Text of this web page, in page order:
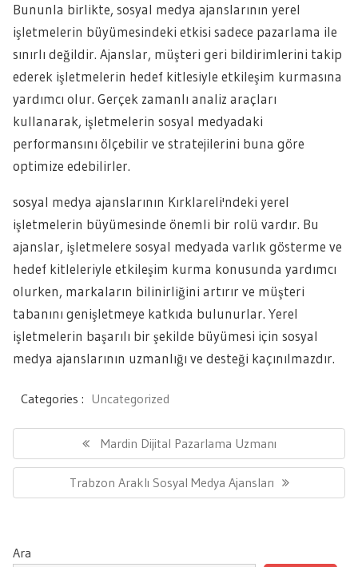
Bununla birlikte, sosyal medya ajanslarının yerel
işletmelerin büyümesindeki etkisi sadece pazarlama ile
sınırlı değildir. Ajanslar, müşteri geri bildirimlerini takip
ederek işletmelerin hedef kitlesiyle etkileşim kurmasına
yardımcı olur. Gerçek zamanlı analiz araçları
kullanarak, işletmelerin sosyal medyadaki
performansını ölçebilir ve stratejilerini buna göre
optimize edebilirler.
sosyal medya ajanslarının Kırklareli'ndeki yerel
işletmelerin büyümesinde önemli bir rolü vardır. Bu
ajanslar, işletmelere sosyal medyada varlık gösterme ve
hedef kitleleriyle etkileşim kurma konusunda yardımcı
olurken, markaların bilinirliğini artırır ve müşteri
tabanını genişletmeye katkıda bulunurlar. Yerel
işletmelerin başarılı bir şekilde büyümesi için sosyal
medya ajanslarının uzmanlığı ve desteği kaçınılmazdır.
Categories : Uncategorized
Previous
Post:
Mardin Dijital Pazarlama Uzmanı
Next
Post:
Trabzon Araklı Sosyal Medya Ajansları
Ara